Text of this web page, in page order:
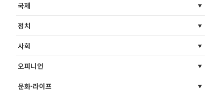
국제
정치
사회
오피니언
문화·라이프